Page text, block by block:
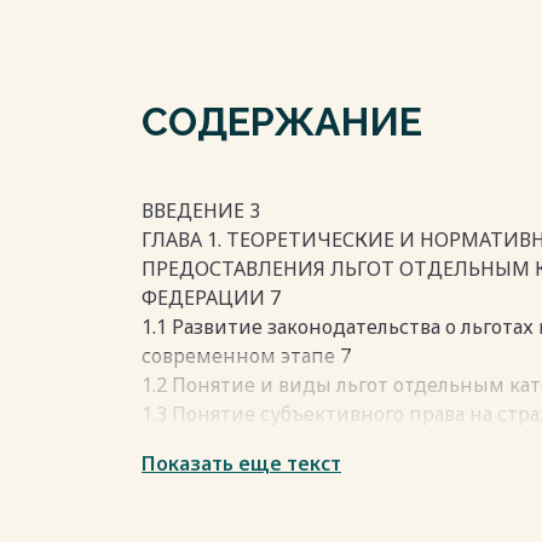
СОДЕРЖАНИЕ
ВВЕДЕНИЕ 3
ГЛАВА 1. ТЕОРЕТИЧЕСКИЕ И
ПРЕДОСТАВЛЕНИЯ ЛЬГОТ ОТДЕЛЬНЫМ
ФЕДЕРАЦИИ 7
1.1 Развитие законодательства о
современном этапе 7
1.2 Понятие и виды льгот отдельным
1.3 Понятие субъективного права на
РОССИЙСКОЙ ФЕДЕРАЦИИ И ПУТИ ИХ
Показать еще текст